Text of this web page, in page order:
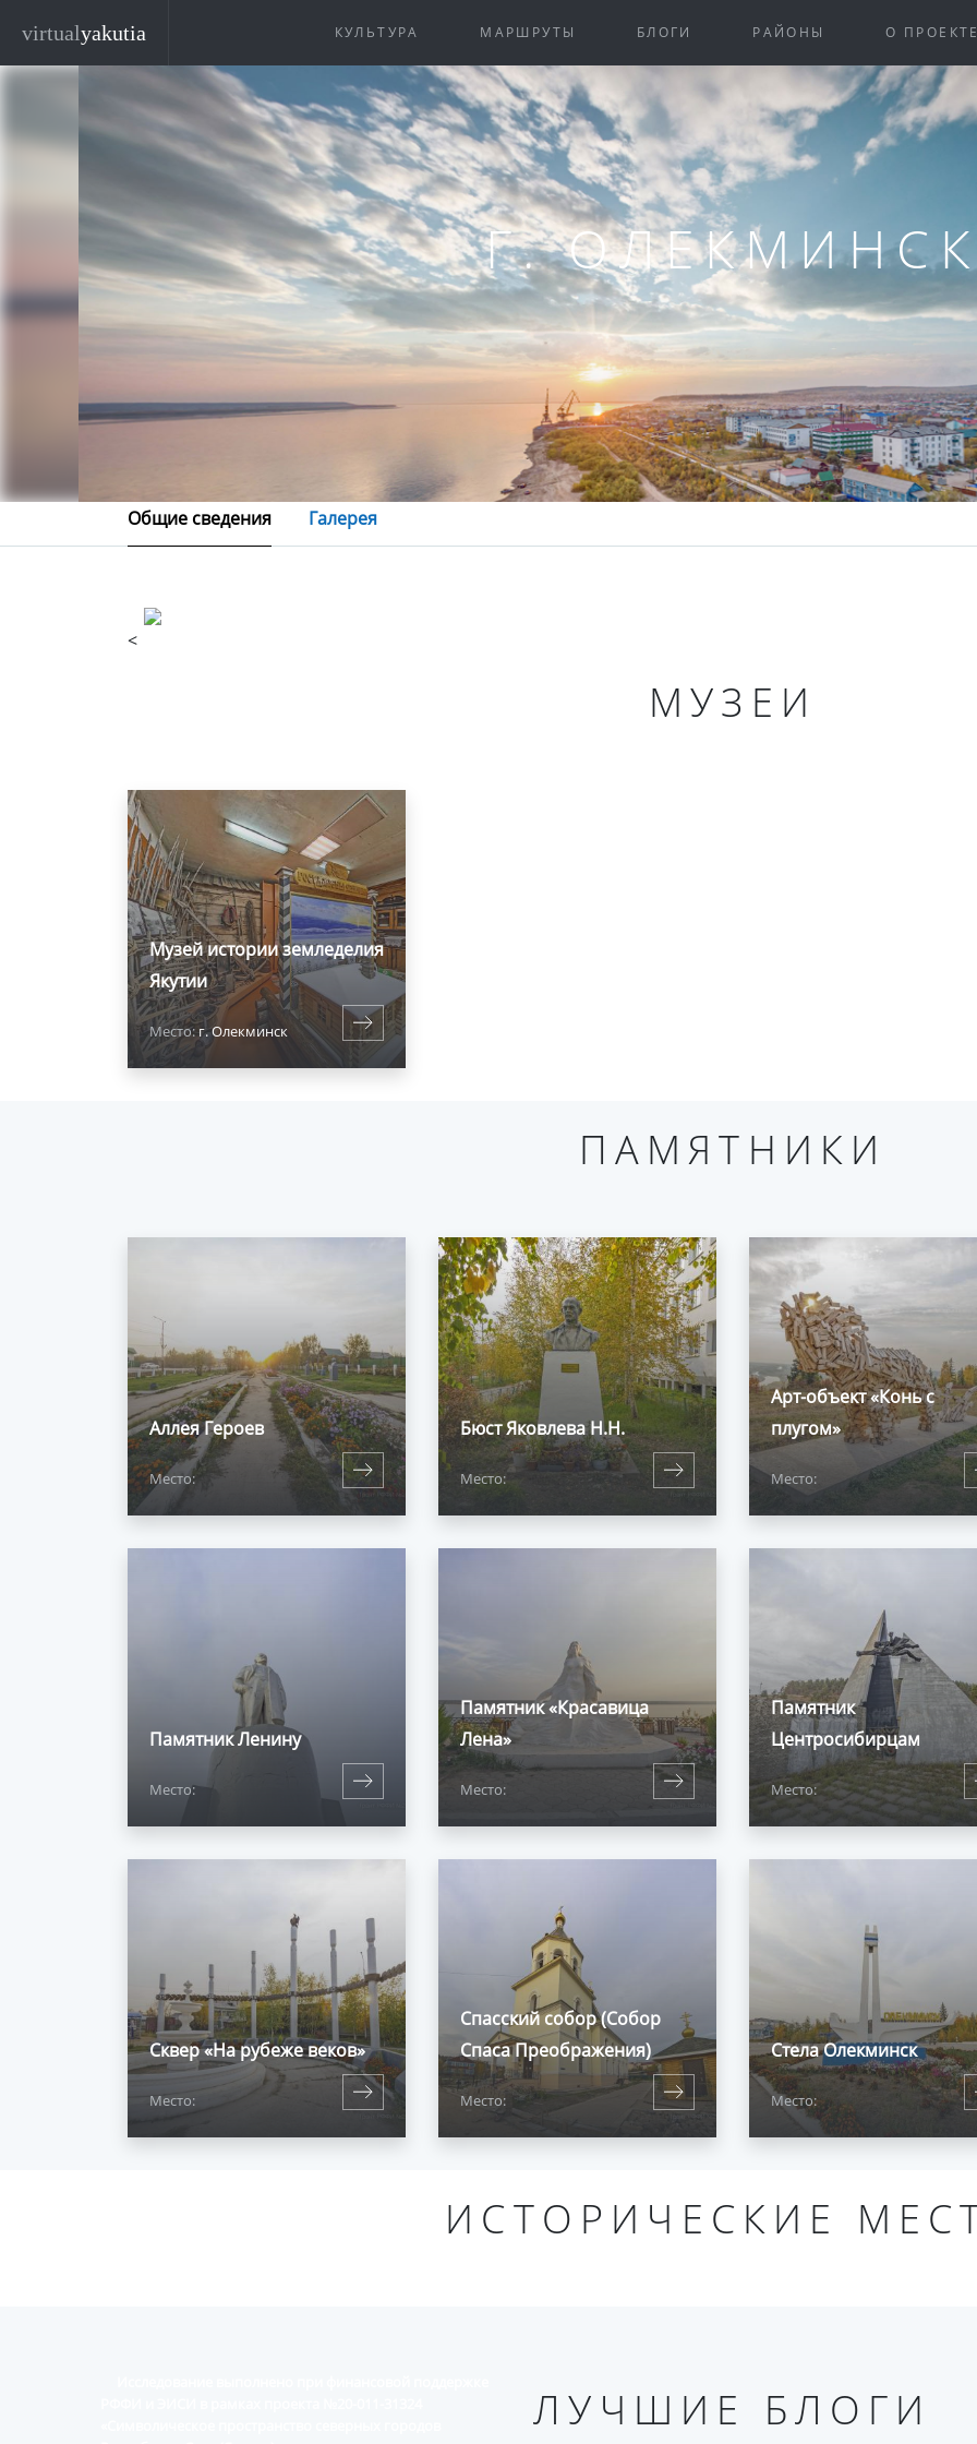
virtualyakutia КУЛЬТУРА МАРШРУТЫ БЛОГИ РАЙОНЫ О
Г.
Общие сведения Галерея
<
МУЗЕИ
Музей истории земледелия
Якутии
Место: г. Олекминск
ПАМЯТНИКИ
Аллея Героев
Место:
Бюст Яковлева Н.Н.
Место:
Арт-объект «Конь с
плугом»
Место:
Памятник Ленину
Место:
Памятник «Красавица
Лена»
Место:
Памятник
Центросибирцам
Место:
Сквер «На рубеже веков»
Место:
Спасский собор (Собор
Спаса Преображения)
Место:
Стела Олекминск
Место:
ИСТОРИЧЕСКИЕ
ЛУЧШИЕ БЛОГИ